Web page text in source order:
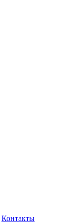
Контакты